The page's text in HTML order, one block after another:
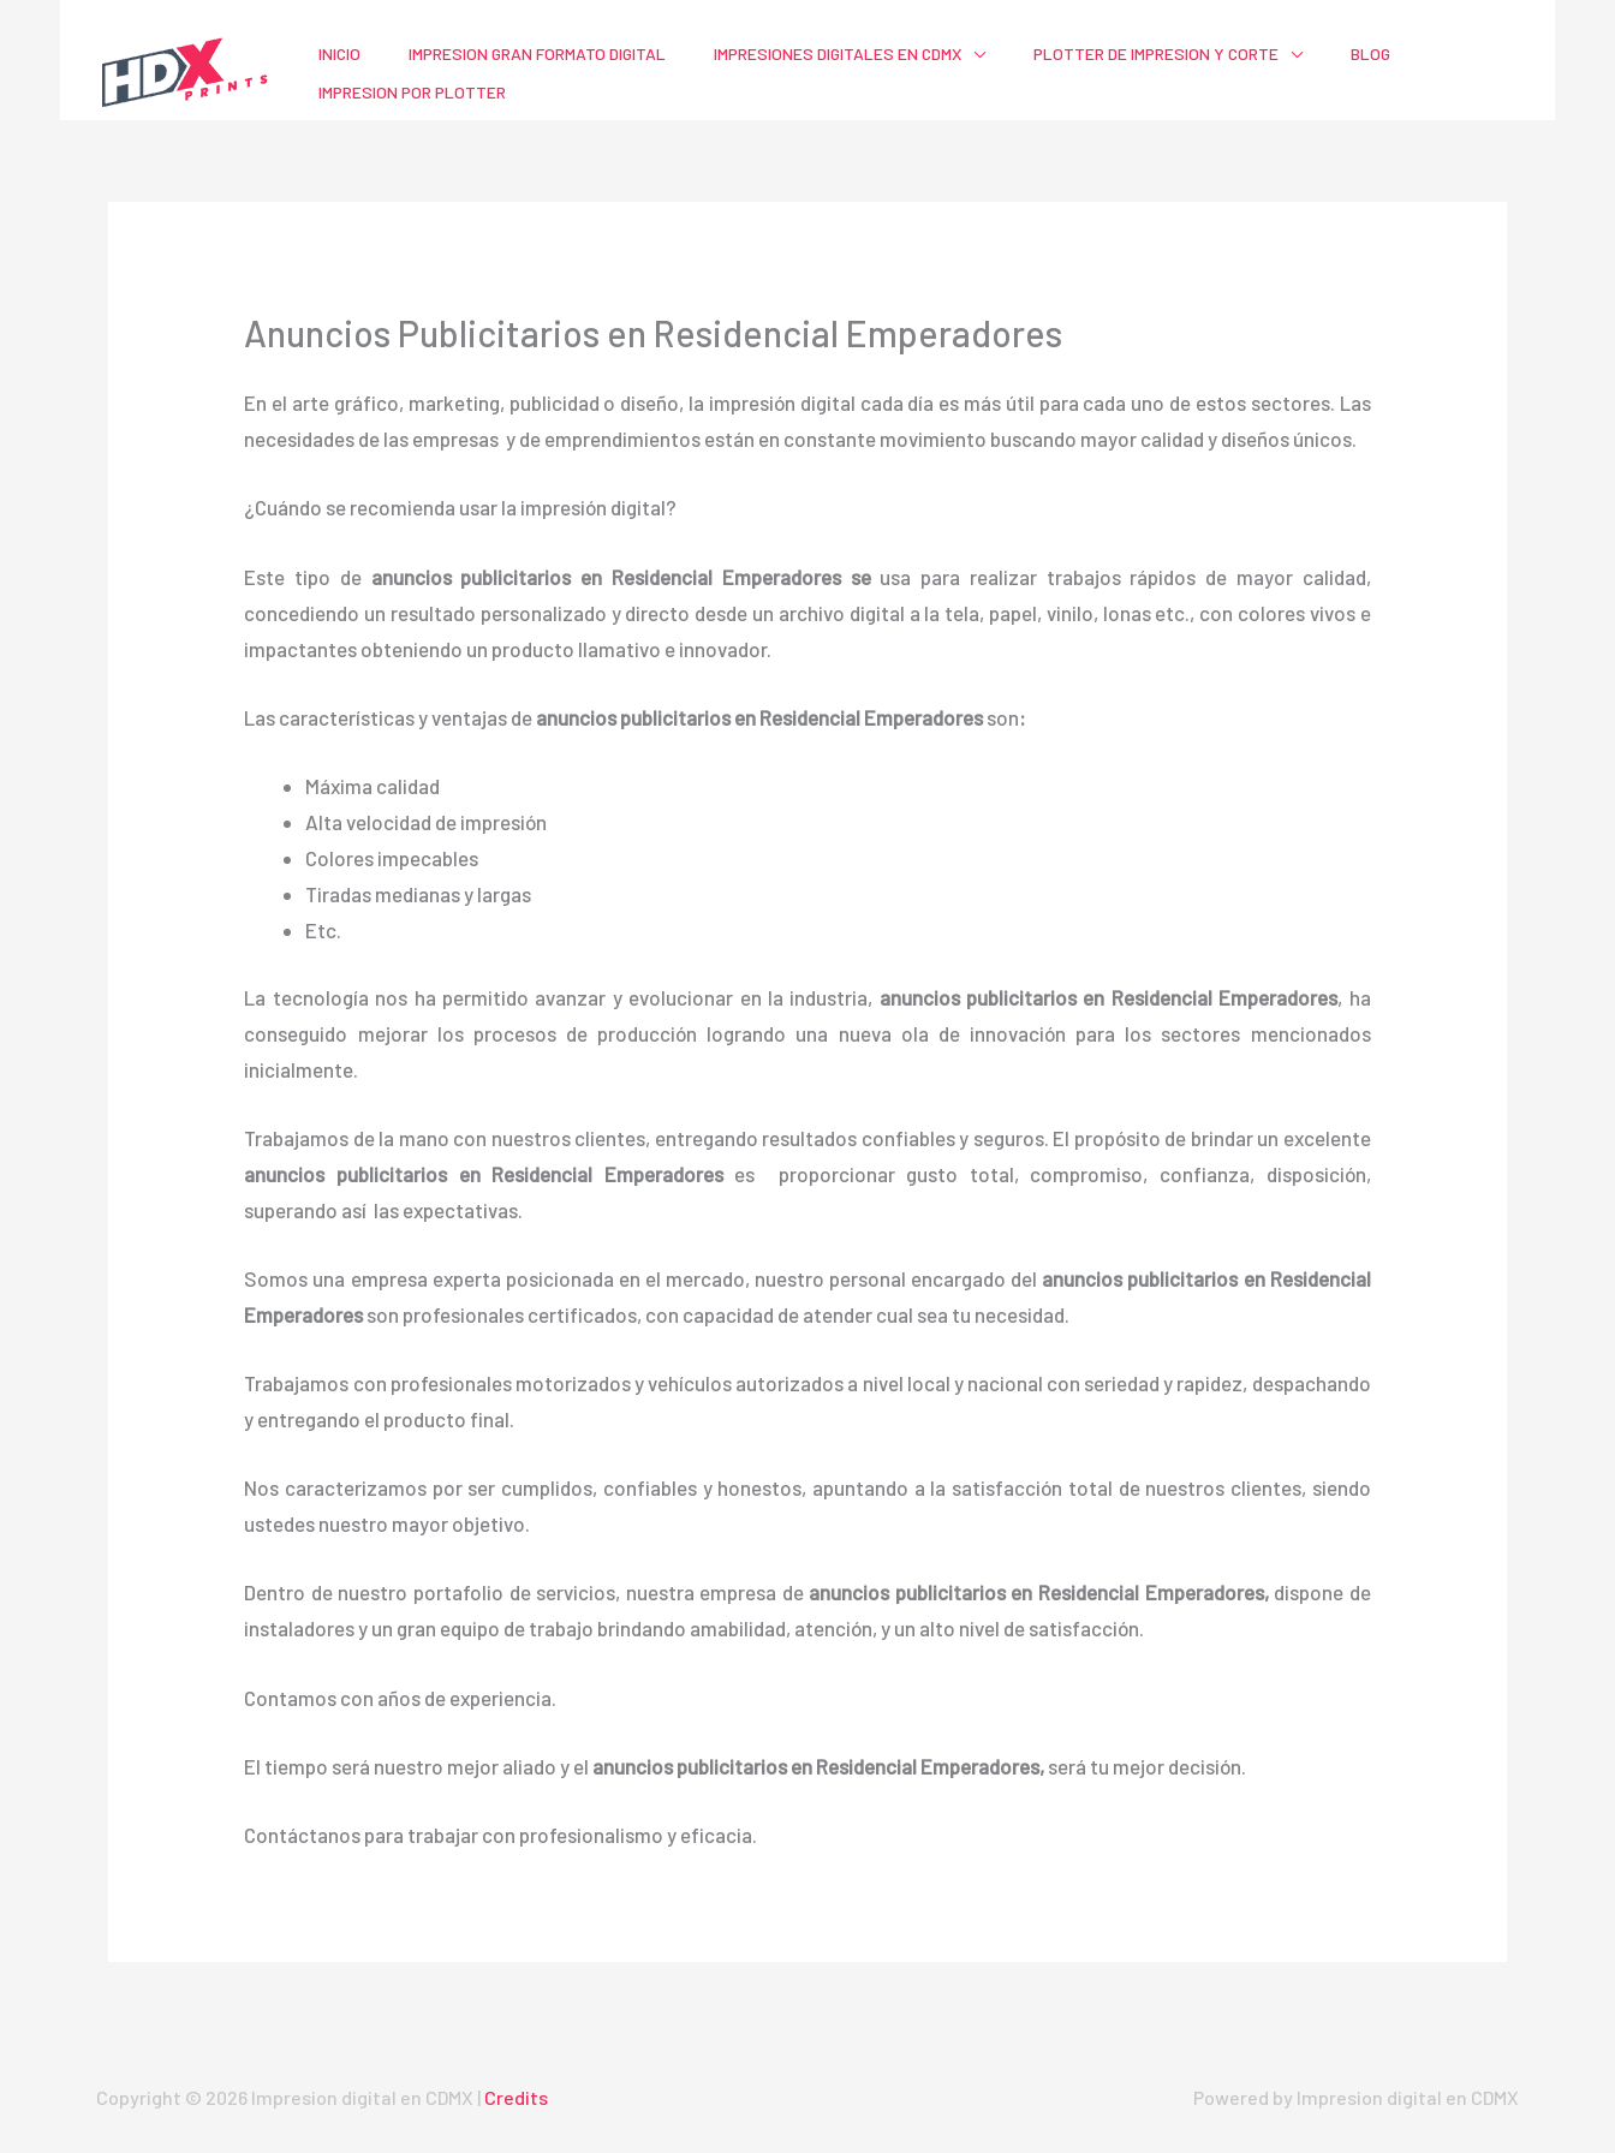
contenido
INICIO IMPRESION GRAN FORMATO DIGITAL IMPRESIONES DIGITALES EN CDMX PLOTTER DE IMPRESION Y CORTE
BLOG
IMPRESION POR PLOTTER
Anuncios Publicitarios en Residencial Emperadores
En el arte gráfico, marketing, publicidad o diseño, la impresión digital cada día es más útil para cada uno de estos sectores. Las
necesidades de las empresas y de emprendimientos están en constante movimiento buscando mayor calidad y diseños únicos.
¿Cuándo se recomienda usar la impresión digital?
Este tipo de anuncios publicitarios en Residencial Emperadores seusa para realizar trabajos rápidos de mayor calidad,
concediendo un resultado personalizado y directo desde un archivo digital a la tela, papel, vinilo, lonas etc., con colores vivos e
impactantes obteniendo un producto llamativo e innovador.
Las características y ventajas de anuncios publicitariosen Residencial Emperadoresson:
Máxima calidad
Alta velocidad de impresión
Colores impecables
Tiradas medianas y largas
Etc.
La tecnología nos ha permitido avanzar y evolucionar en la industria, anuncios publicitariosen Residencial Emperadores, ha
conseguido mejorar los procesos de producción logrando una nueva ola de innovación para los sectores mencionados
inicialmente.
Trabajamos de la mano con nuestros clientes, entregando resultados confiables y seguros. El propósito de brindar un excelente
anuncios publicitariosen Residencial Emperadores es proporcionar gusto total, compromiso, confianza, disposición,
superando así las expectativas.
Somos una empresa experta posicionada en el mercado, nuestro personal encargado del anuncios publicitariosen Residencial
Emperadoresson profesionales certificados, con capacidad de atender cual sea tu necesidad.
Trabajamos con profesionales motorizados y vehículos autorizados a nivel local y nacional con seriedad y rapidez, despachando
y entregando el producto final.
Nos caracterizamos por ser cumplidos, confiables y honestos, apuntando a la satisfacción total de nuestros clientes, siendo
ustedes nuestro mayor objetivo.
Dentro de nuestro portafolio de servicios, nuestra empresa de anuncios publicitariosen Residencial Emperadores,dispone de
instaladores y un gran equipo de trabajo brindando amabilidad, atención, y un alto nivel de satisfacción.
Contamos con años de experiencia.
El tiempo será nuestro mejor aliado y el anuncios publicitariosen Residencial Emperadores, será tu mejor decisión.
Contáctanos para trabajar con profesionalismo y eficacia.
Copyright © 2026 Impresion digital en CDMX | Credits Powered by Impresion digital en CDMX